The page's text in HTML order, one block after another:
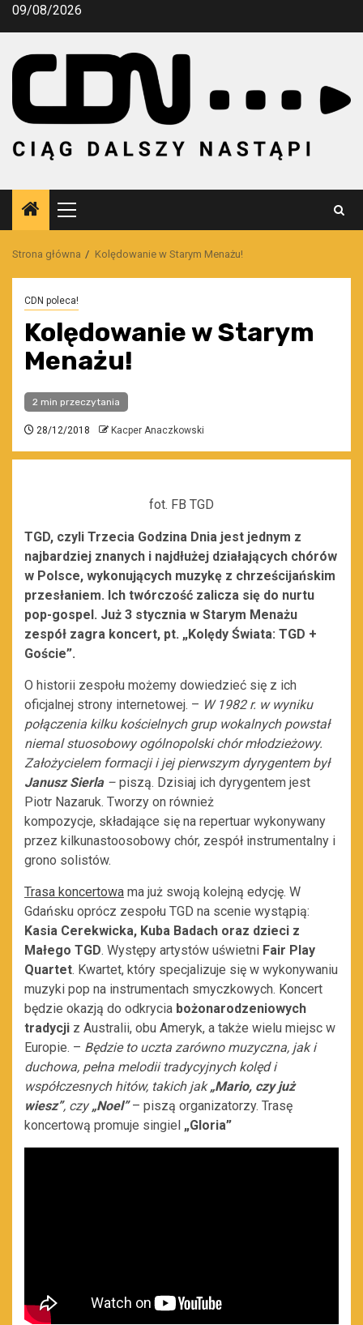
Przejdź
09/08/2026
Menu
główne
Strona główna Kolędowanie w Starym Menażu!
CDN poleca!
Kolędowanie w Starym
Menażu!
2 min przeczytania
28/12/2018 Kacper Anaczkowski
fot. FB TGD
TGD, czyli Trzecia Godzina Dnia jest jednym z
najbardziej znanych i najdłużej działających chórów
w Polsce, wykonujących muzykę z chrześcijańskim
przesłaniem. Ich twórczość zalicza się do nurtu
pop-gospel. Już 3 stycznia w Starym Menażu
zespół zagra koncert, pt. „Kolędy Świata: TGD +
Goście”.
O historii zespołu możemy dowiedzieć się z ich
oficjalnej strony internetowej. – W 1982 r. w wyniku
połączenia kilku kościelnych grup wokalnych powstał
niemal stuosobowy ogólnopolski chór młodzieżowy.
Założycielem formacji i jej pierwszym dyrygentem był
Janusz Sierla – piszą. Dzisiaj ich dyrygentem jest
Piotr Nazaruk. Tworzy on również
kompozycje, składające się na repertuar wykonywany
przez kilkunastoosobowy chór, zespół instrumentalny i
grono solistów.
Trasa koncertowa ma już swoją kolejną edycję. W
Gdańsku oprócz zespołu TGD na scenie wystąpią:
Kasia Cerekwicka, Kuba Badach oraz dzieci z
Małego TGD. Występy artystów uświetni Fair Play
Quartet. Kwartet, który specjalizuje się w wykonywaniu
muzyki pop na instrumentach smyczkowych. Koncert
będzie okazją do odkrycia bożonarodzeniowych
tradycji z Australii, obu Ameryk, a także wielu miejsc w
Europie. – Będzie to uczta zarówno muzyczna, jak i
duchowa, pełna melodii tradycyjnych kolęd i
współczesnych hitów, takich jak„Mario, czy już
wiesz”, czy„Noel” – piszą organizatorzy. Trasę
koncertową promuje singiel „Gloria”